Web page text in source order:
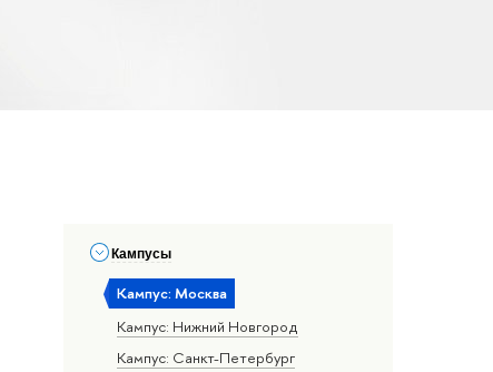
Кампусы
Кампус: Москва
Кампус: Нижний Новгород
Кампус: Санкт-Петербург